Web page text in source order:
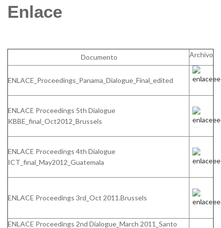
Enlace
Documento Archivo
ENLACE_Proceedings_Panama_Dialogue_Final_edited
ENLACE Proceedings 5th Dialogue
KBBE_final_Oct2012_Brussels
ENLACE Proceedings 4th Dialogue
ICT_final_May2012_Guatemala
ENLACE Proceedings 3rd_Oct 2011.Brussels
ENLACE Proceedings 2nd Dialogue_March 2011_Santo